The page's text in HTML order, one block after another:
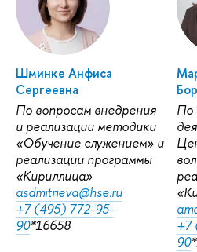
Шминке Анфиса
Сергеевна
По вопросам внедрения
и реализации методики
«Обучение служением» и
реализации программы
«Кириллица»
asdmitrieva@hse.ru
+7 (495) 772-95-
90*16658
По
+7
90